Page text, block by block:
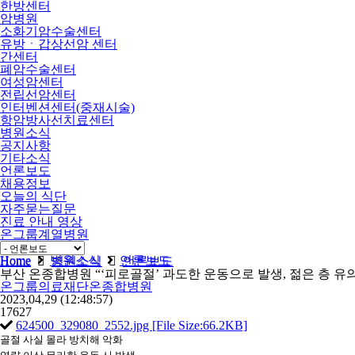
한방센터
암병원
소화기암수술센터
유방ㆍ갑상선암 센터
간센터
폐암수술센터
여성암센터
전립선암센터
인터벤션센터(중재시술)
항암방사선치료센터
병원소식
공지사항
기타소식
언론보도
채용정보
오늘의 식단
자주묻는질문
진료 안내 영상
온그룹계열병원
비급여
Home
병원소식 언론보도
Home 병원소식
언론보도
부산 온종합병원 “‘피로골절’ 과도한 운동으로 발생, 젊은 층 유
온그룹의료재단온종합병원
2023,04,29 (12:48:57)
17627
624500_329080_2552.jpg [File Size:66.2KB]
골절 사실 몰라 방치해 악화